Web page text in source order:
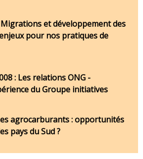
Migrations et développement des
pour nos pratiques de
: Les relations ONG -
du Groupe initiatives
agrocarburants : opportunités
pays du Sud ?